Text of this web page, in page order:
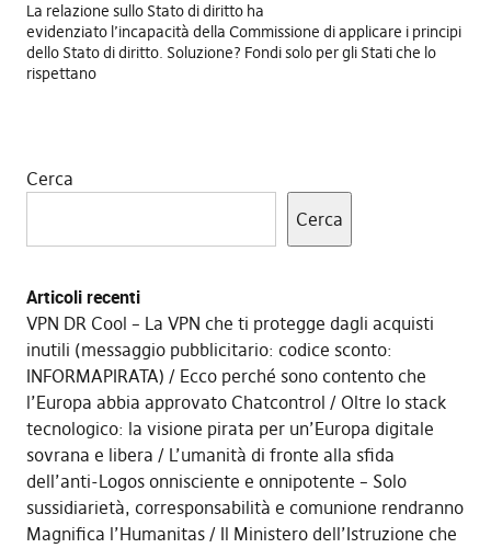
La relazione sullo Stato di diritto ha
evidenziato l’incapacità della Commissione di applicare i principi
dello Stato di diritto. Soluzione? Fondi solo per gli Stati che lo
rispettano
Cerca
Cerca
Articoli recenti
VPN DR Cool – La VPN che ti protegge dagli acquisti
inutili (messaggio pubblicitario: codice sconto:
INFORMAPIRATA)
Ecco perché sono contento che
l’Europa abbia approvato Chatcontrol
Oltre lo stack
tecnologico: la visione pirata per un’Europa digitale
sovrana e libera
L’umanità di fronte alla sfida
dell’anti-Logos onnisciente e onnipotente – Solo
sussidiarietà, corresponsabilità e comunione rendranno
Magnifica l’Humanitas
Il Ministero dell’Istruzione che